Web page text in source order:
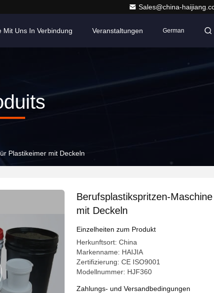
Sales@china-
Mit Uns In Verbindung Veranstaltungen German
Plastikeimer mit Deckeln
Berufsplastikspritzen-
mit Deckeln
Einzelheiten zum Produkt
Herkunftsort: China
Markenname: HAIJIA
Zertifizierung: CE ISO9001
Modellnummer: HJF360
Zahlungs- und Versandbedingungen